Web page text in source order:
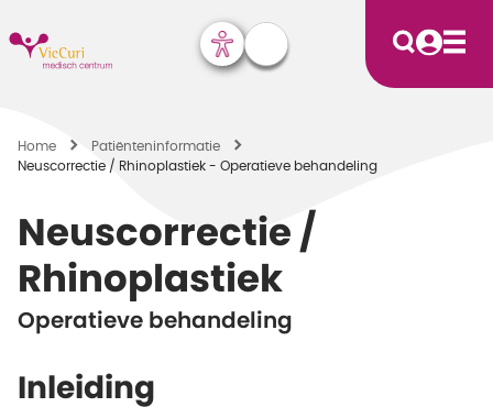
Home
Patiënten­informatie
Neuscorrectie / Rhinoplastiek - Operatieve behandeling
Neuscorrectie /
Rhinoplastiek
Operatieve behandeling
Inleiding